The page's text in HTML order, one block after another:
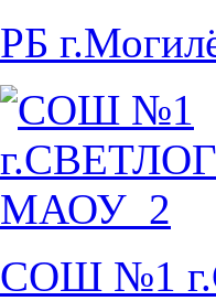
РБ
СОШ №1